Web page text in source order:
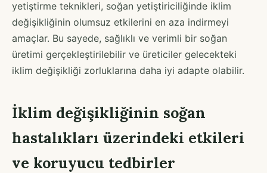
yetiştirme teknikleri, soğan yetiştiriciliğinde iklim
değişikliğinin olumsuz etkilerini en aza indirmeyi
amaçlar. Bu sayede, sağlıklı ve verimli bir soğan
üretimi gerçekleştirilebilir ve üreticiler gelecekteki
iklim değişikliği zorluklarına daha iyi adapte olabilir.
İklim değişikliğinin soğan
hastalıkları üzerindeki etkileri
ve koruyucu tedbirler